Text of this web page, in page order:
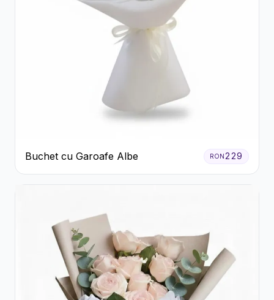
Buchet cu Garoafe Albe RON229